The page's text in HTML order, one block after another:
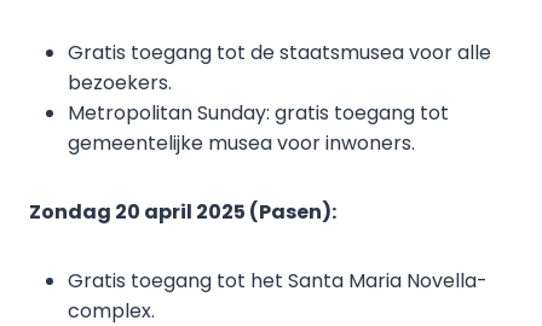
Gratis toegang tot de staatsmusea voor alle
bezoekers.
Metropolitan Sunday: gratis toegang tot
gemeentelijke musea voor inwoners.
Zondag 20 april 2025 (Pasen):
Gratis toegang tot het Santa Maria Novella-
complex.